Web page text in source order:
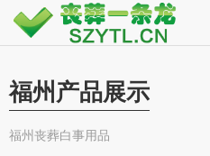
福州产品展示
福州丧葬白事用品